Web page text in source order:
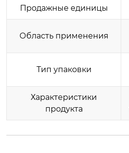
Продажные единицы
Область применения
Тип упаковки
Характеристики
продукта